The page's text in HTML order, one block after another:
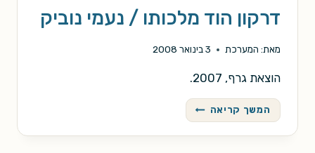
דרקון הוד מלכותו / נעמי נוביק
מאת: המערכת 3 בינואר 2008
הוצאת גרף, 2007.
המשך קריאה דרקון
הוד
מלכותו